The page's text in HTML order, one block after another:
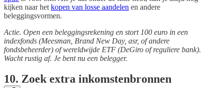
kijken naar het kopen van losse aandelen en andere
beleggingsvormen.
Actie. Open een beleggingsrekening en stort 100 euro in een
indexfonds (Meesman, Brand New Day, asr, of andere
fondsbeheerder) of wereldwijde ETF (DeGiro of reguliere bank).
Wacht rustig af. Je bent nu een belegger.
10. Zoek extra inkomstenbronnen